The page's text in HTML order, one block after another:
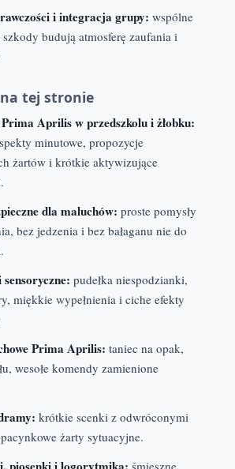
i integracja grupy: wspólne
budują atmosferę zaufania i
na tej stronie
Aprilis w przedszkolu i żłobku:
minutowe, propozycje
żartów i krótkie aktywizujące
dla maluchów: proste pomysły
bez jedzenia i bez bałaganu nie do
pudełka niespodzianki,
miękkie wypełnienia i ciche efekty
Prima Aprilis: taniec na opak,
wesołe komendy zamienione
krótkie scenki z odwróconymi
żarty sytuacyjne.